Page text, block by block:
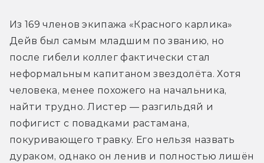
Из 169 членов экипажа «Красного карлика»
Дейв был самым младшим по званию, но
после гибели коллег фактически стал
неформальным капитаном звездолёта. Хотя
человека, менее похожего на начальника,
найти трудно. Листер — разгильдяй и
пофигист с повадками растамана,
покуривающего травку. Его нельзя назвать
дураком, однако он ленив и полностью лишён